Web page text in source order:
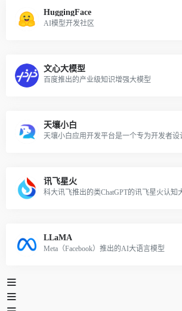
HuggingFace
AI模型开发社区
文心大模型
百度推出的产业级知识增强大模型
天壤小白
讯飞星火
科大讯飞推出的类ChatGPT的讯飞星火认知
LLaMA
Meta（Facebook）推出的AI大语言模型